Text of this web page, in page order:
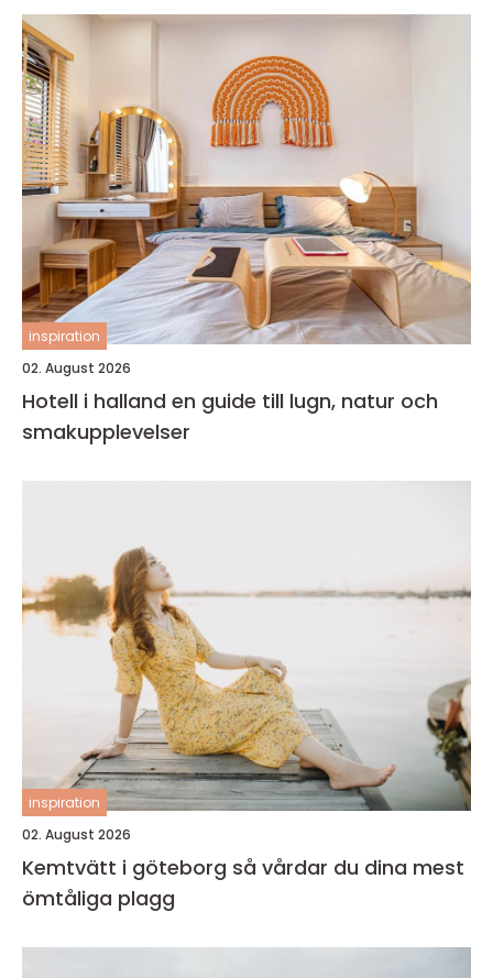
inspiration
02. August 2026
Hotell i halland en guide till lugn, natur och
smakupplevelser
inspiration
02. August 2026
Kemtvätt i göteborg så vårdar du dina mest
ömtåliga plagg